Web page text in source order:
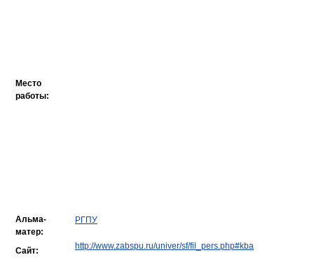
Место
работы:
Альма-
матер:
РГПУ
Сайт: http://www.zabspu.ru/univer/sf/fil_pers.php#kba